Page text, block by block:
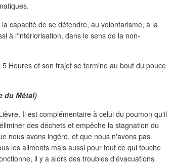
capacité de se défendre, au volontarisme, à la
à l'intériorisation, dans le sens de la non-
Heures et son trajet se termine au bout du pouce
du Métal)
Il est complémentaire à celui du poumon qu'il
des déchets et empêche la stagnation du
nous avons ingéré, et que nous n'avons pas
les aliments mais aussi pour tout ce qui touche
il y a alors des troubles d'évacuations